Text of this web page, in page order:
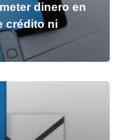
dinero en
crédito ni